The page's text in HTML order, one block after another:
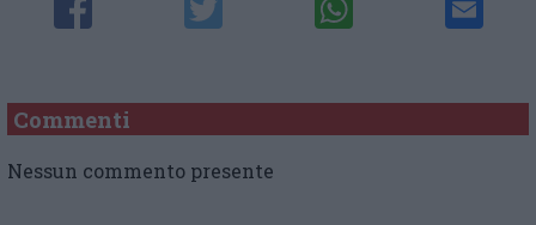
Commenti
Nessun commento presente